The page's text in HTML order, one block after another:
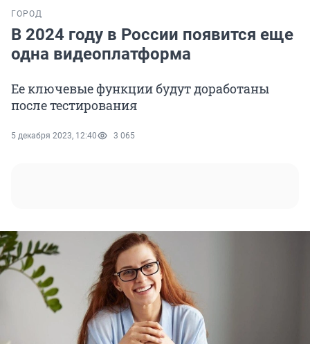
ГОРОД
В 2024 году в России появится еще
одна видеоплатформа
Ее ключевые функции будут доработаны
после тестирования
5 декабря 2023, 12:40 3 065